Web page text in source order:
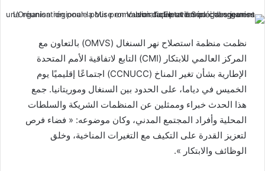
نظمت منظمة استصلاح نهر السنغال (OMVS) بالتعاون مع
المركز العالمي للابتكار (CMI) التابع لاتفاقية الأمم المتحدة
الإطارية بشأن تغير المناخ (CCNUCC) اجتماعًا إقليميًا يوم
الخميس في دياما، على الحدود بين السنغال وموريتانيا. جمع
هذا الحدث خبراء وممثلين عن المنظمات الشريكة والسلطات
المحلية وأفراد المجتمع المدني، وكان موضوعه: « فضاء فرص
لتعزيز القدرة على التكيف مع التغيرات المناخية، وخلق
الوظائف والابتكار ».